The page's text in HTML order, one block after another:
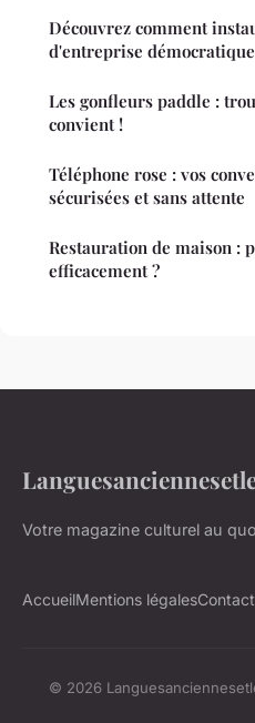
Découvrez comment
d'entreprise démocratique
Les gonfleurs paddle :
convient !
Téléphone rose : vos
sécurisées et sans attente
Restauration de maison :
efficacement ?
Votre magazine culturel au
AccueilMentions légalesContact
© 2026